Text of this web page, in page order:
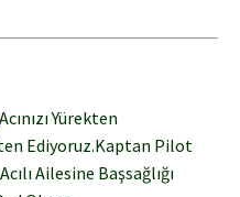
Acınızı Yürekten
Ediyoruz.Kaptan Pilot
Ailesine Başsağlığı